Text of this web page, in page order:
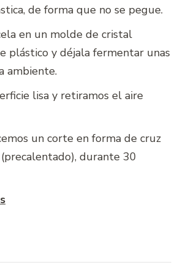
de forma que no se pegue.
en un molde de cristal
plástico y déjala fermentar unas
ambiente.
lisa y retiramos el aire
un corte en forma de cruz
durante 30